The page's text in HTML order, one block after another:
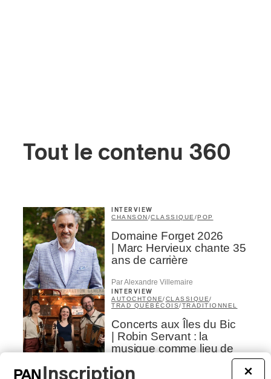
Tout le contenu 360
INTERVIEW
CHANSON/CLASSIQUE /POP
Domaine Forget 2026
| Marc Hervieux chante 35
ans de carrière
Par Alexandre Villemaire
INTERVIEW
AUTOCHTONE/CLASSIQUE/
TRAD QUÉBÉCOIS/TRADITIONNEL
Concerts aux Îles du Bic
| Robin Servant : la
musique comme lieu de
×
Inscription